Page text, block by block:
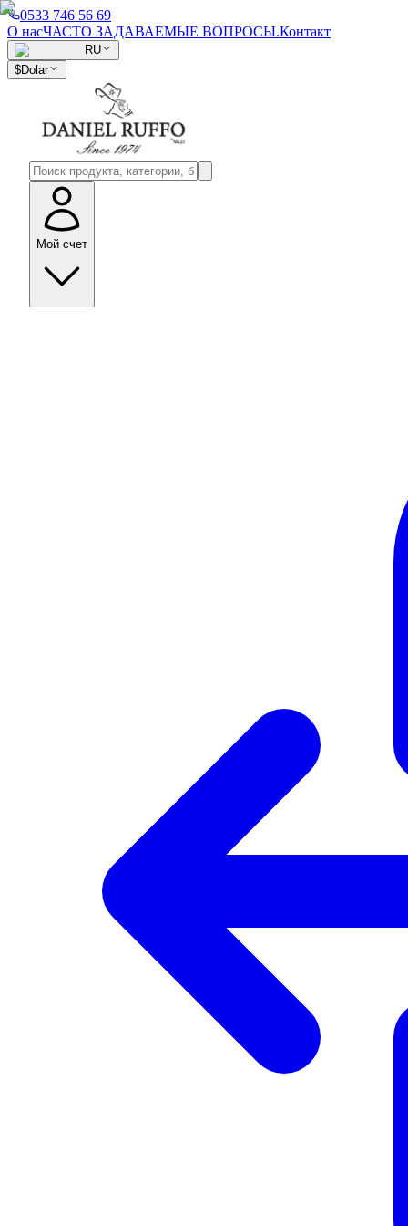
0533 746 56 69
О насЧАСТО ЗАДАВАЕМЫЕ ВОПРОСЫ.Контакт
RU
$Dolar
Мой счет